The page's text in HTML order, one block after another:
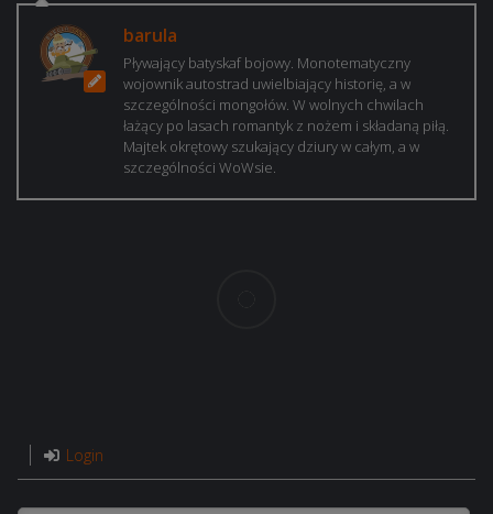
barula
Pływający batyskaf bojowy. Monotematyczny
wojownik autostrad uwielbiający historię, a w
szczególności mongołów. W wolnych chwilach
łażący po lasach romantyk z nożem i składaną piłą.
Majtek okrętowy szukający dziury w całym, a w
szczególności WoWsie.
Login